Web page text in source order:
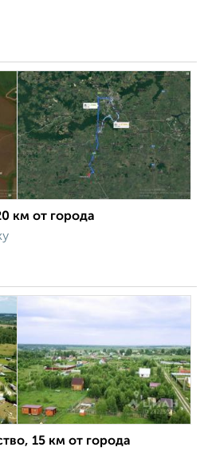
км от города
15 км от города